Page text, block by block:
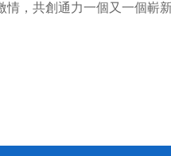
情，共創通力一個又一個嶄